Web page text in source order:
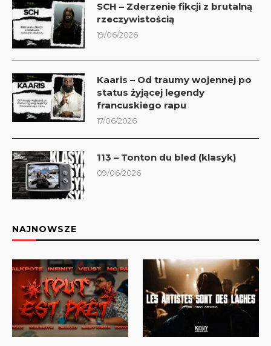
SCH – Zderzenie fikcji z brutalną
rzeczywistością
19/06/2026
Kaaris – Od traumy wojennej po
status żyjącej legendy
francuskiego rapu
17/06/2026
113 – Tonton du bled (klasyk)
09/06/2026
NAJNOWSZE